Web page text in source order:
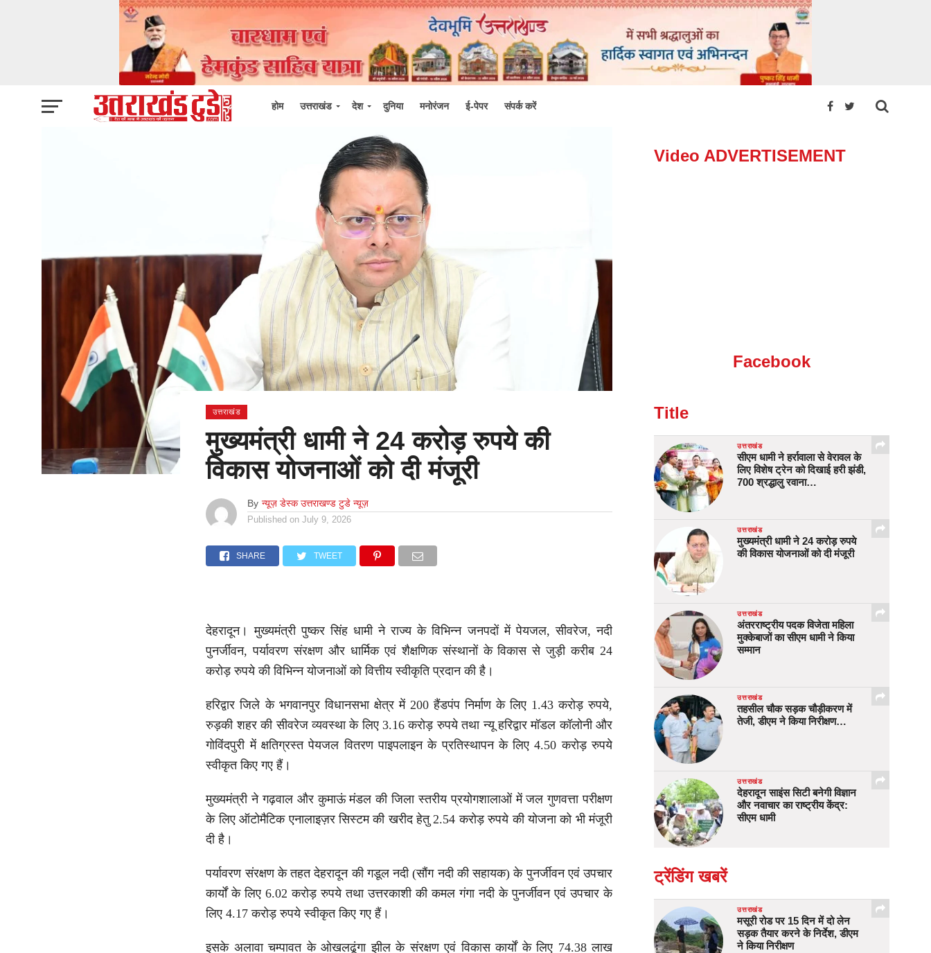
होम उत्तराखंड देश दुनिया मनोरंजन ई-पेपर संपर्क करें
उत्तराखंड
मुख्यमंत्री धामी ने 24 करोड़ रुपये की
विकास योजनाओं को दी मंजूरी
By न्यूज़ डेस्क उत्तराखण्ड टुडे न्यूज़
Published on July 9, 2026
SHARE TWEET
देहरादून। मुख्यमंत्री पुष्कर सिंह धामी ने राज्य के विभिन्न जनपदों में पेयजल, सीवरेज, नदी
पुनर्जीवन, पर्यावरण संरक्षण और धार्मिक एवं शैक्षणिक संस्थानों के विकास से जुड़ी करीब 24
करोड़ रुपये की विभिन्न योजनाओं को वित्तीय स्वीकृति प्रदान की है।
हरिद्वार जिले के भगवानपुर विधानसभा क्षेत्र में 200 हैंडपंप निर्माण के लिए 1.43 करोड़ रुपये,
रुड़की शहर की सीवरेज व्यवस्था के लिए 3.16 करोड़ रुपये तथा न्यू हरिद्वार मॉडल कॉलोनी और
गोविंदपुरी में क्षतिग्रस्त पेयजल वितरण पाइपलाइन के प्रतिस्थापन के लिए 4.50 करोड़ रुपये
स्वीकृत किए गए हैं।
मुख्यमंत्री ने गढ़वाल और कुमाऊं मंडल की जिला स्तरीय प्रयोगशालाओं में जल गुणवत्ता परीक्षण
के लिए ऑटोमैटिक एनालाइज़र सिस्टम की खरीद हेतु 2.54 करोड़ रुपये की योजना को भी मंजूरी
दी है।
पर्यावरण संरक्षण के तहत देहरादून की गडूल नदी (सौंग नदी की सहायक) के पुनर्जीवन एवं उपचार
कार्यों के लिए 6.02 करोड़ रुपये तथा उत्तरकाशी की कमल गंगा नदी के पुनर्जीवन एवं उपचार के
लिए 4.17 करोड़ रुपये स्वीकृत किए गए हैं।
इसके अलावा चम्पावत के ओखलढूंगा झील के संरक्षण एवं विकास कार्यों के लिए 74.38 लाख
Video ADVERTISEMENT
Facebook
Title
उत्तराखंड
सीएम धामी ने हर्रावाला से वेरावल के
लिए विशेष ट्रेन को दिखाई हरी झंडी,
700 श्रद्धालु रवाना…
उत्तराखंड
मुख्यमंत्री धामी ने 24 करोड़ रुपये
की विकास योजनाओं को दी मंजूरी
उत्तराखंड
अंतरराष्ट्रीय पदक विजेता महिला
मुक्केबाजों का सीएम धामी ने किया
सम्मान
उत्तराखंड
तहसील चौक सड़क चौड़ीकरण में
तेजी, डीएम ने किया निरीक्षण…
उत्तराखंड
देहरादून साइंस सिटी बनेगी विज्ञान
और नवाचार का राष्ट्रीय केंद्र:
सीएम धामी
ट्रेंडिंग खबरें
उत्तराखंड
मसूरी रोड पर 15 दिन में दो लेन
सड़क तैयार करने के निर्देश, डीएम
ने किया निरीक्षण